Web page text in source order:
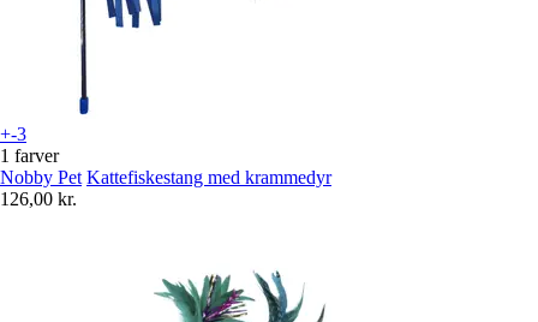
+-3
1 farver
Nobby Pet Kattefiskestang med krammedyr
126,00 kr.